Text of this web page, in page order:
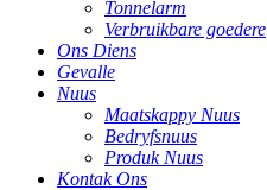
Tonnelarm
Verbruikbare goedere
Ons Diens
Gevalle
Nuus
Maatskappy Nuus
Bedryfsnuus
Produk Nuus
Kontak Ons